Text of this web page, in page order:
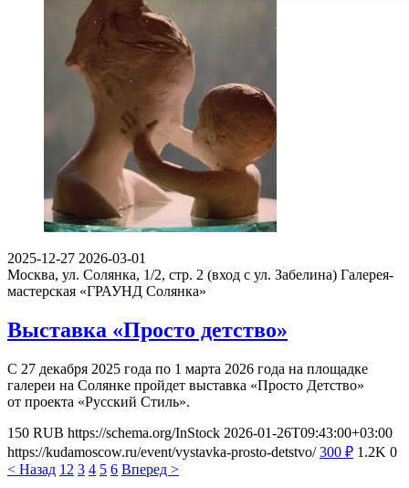
2025-12-27 2026-03-01
Москва, ул. Солянка, 1/2, стр. 2 (вход с ул. Забелина) Галерея-
мастерская «ГРАУНД Солянка»
Выставка «Просто детство»
С 27 декабря 2025 года по 1 марта 2026 года на площадке
галереи на Солянке пройдет выставка «Просто Детство»
от проекта «Русский Стиль».
150 RUB https://schema.org/InStock 2026-01-26T09:43:00+03:00
https://kudamoscow.ru/event/vystavka-prosto-detstvo/ 300 ₽ 1.2K 0
< Назад 1 2 3 4 5 6 Вперед >